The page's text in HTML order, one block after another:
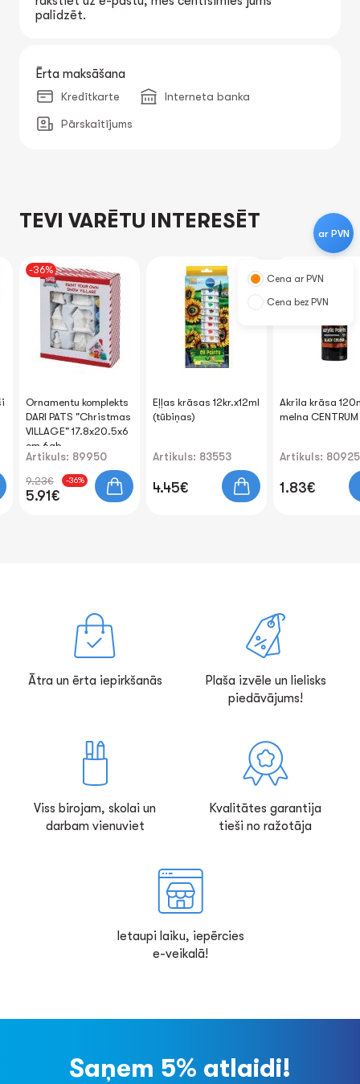
palīdzēt.
Ērta maksāšana
Kredītkarte Interneta banka
Pārskaitījums
TEVI VARĒTU INTERESĒT
-36%
Ornamentu komplekts
DARI PATS "Christmas
VILLAGE" 17.8x20.5x6
cm 6gb.
Artikuls: 89950
9.23€ -36%
5.91€
Eļļas krāsas 12kr.x12ml
(tūbiņas)
Artikuls: 83553
4.45€
Akrila krāsa
melna CENTRUM
Artikuls: 80925
1.83€
ar PVN
Cena ar PVN
Cena bez PVN
Ātra un ērta iepirkšanās
Plaša izvēle un lielisks
piedāvājums!
Viss birojam, skolai un
darbam vienuviet
Kvalitātes garantija
tieši no ražotāja
Ietaupi laiku, iepērcies
e-veikalā!
Saņem 5% atlaidi!